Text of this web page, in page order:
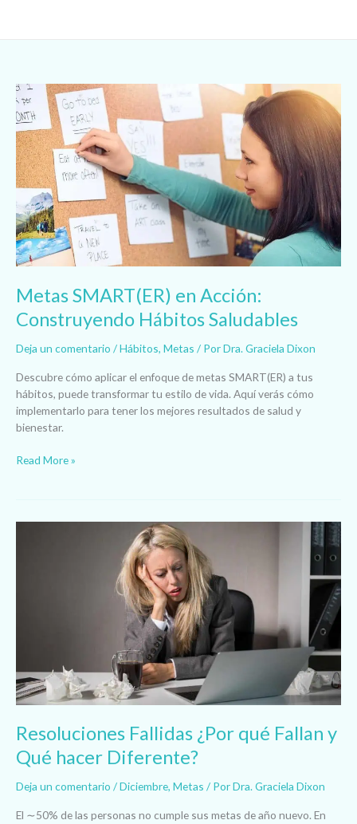
Metas SMART(ER) en Acción:
Construyendo Hábitos Saludables
Deja un comentario /Hábitos, Metas / PorDra. Graciela Dixon
Descubre cómo aplicar el enfoque de metas SMART(ER) a tus
hábitos, puede transformar tu estilo de vida. Aquí verás cómo
implementarlo para tener los mejores resultados de salud y
bienestar.
Metas
SMART(ER)
en
Acción:
Construyendo
Hábitos
Saludables
Read More »
Resoluciones Fallidas ¿Por qué Fallan y
Qué hacer Diferente?
Deja un comentario /Diciembre, Metas / PorDra. Graciela Dixon
El ∼50% de las personas no cumple sus metas de año nuevo. En
Diferente?